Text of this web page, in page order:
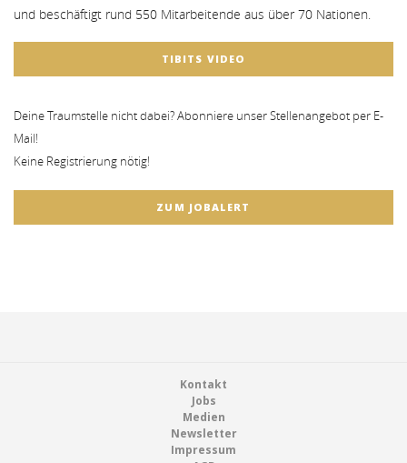
und beschäftigt rund 550 Mitarbeitende aus über 70 Nationen.
TIBITS VIDEO
Deine Traumstelle nicht dabei? Abonniere unser Stellenangebot per E-
Mail!
Keine Registrierung nötig!
ZUM JOBALERT
Kontakt
Jobs
Medien
Newsletter
Impressum